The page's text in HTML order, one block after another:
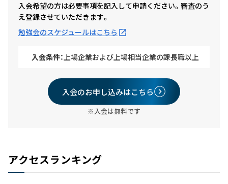
入会希望の方は必要事項を記入して申請ください。審査のう
え登録させていただきます。
勉強会のスケジュールはこちら
入会条件：上場企業および上場相当企業の課長職以上
入会のお申し込みはこちら
※入会は無料です
アクセスランキング